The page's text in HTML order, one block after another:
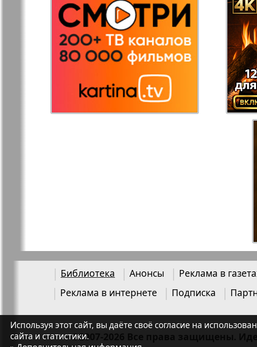
Товары и услуги Толстяк
У нас в Баварии
право
Библиотека Анонсы Реклама в
Реклама в интернете
Подписка
©2007-2026 Все права защищены.
Используя этот сайт, вы даёте своё согласие на
сайта и статистики.